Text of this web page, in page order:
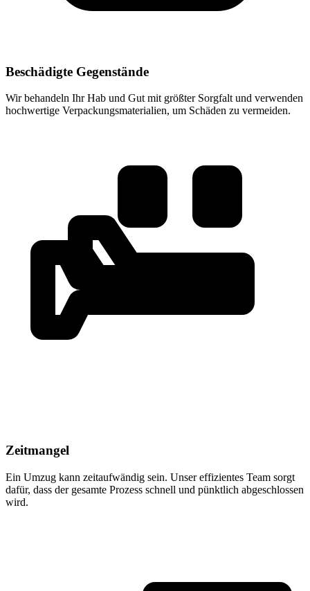
Beschädigte Gegenstände
Wir behandeln Ihr Hab und Gut mit größter Sorgfalt und verwenden
hochwertige Verpackungsmaterialien, um Schäden zu vermeiden.
Zeitmangel
Ein Umzug kann zeitaufwändig sein. Unser effizientes Team sorgt
dafür, dass der gesamte Prozess schnell und pünktlich abgeschlossen
wird.